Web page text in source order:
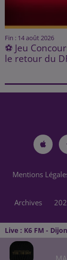
Live : K6 FM - Dijon
Fin : 14 août 2026
⚽ Jeu
le retour du
Mentions
Archives